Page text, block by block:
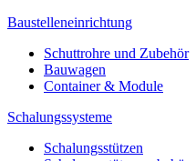
Baustelleneinrichtung
Schuttrohre und Zubehör
Bauwagen
Container & Module
Schalungssysteme
Schalungsstützen